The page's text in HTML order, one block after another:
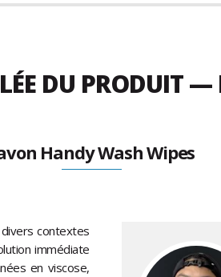
DU PRODUIT
Handy Wash Wipes
contextes
immédiate
en viscose,